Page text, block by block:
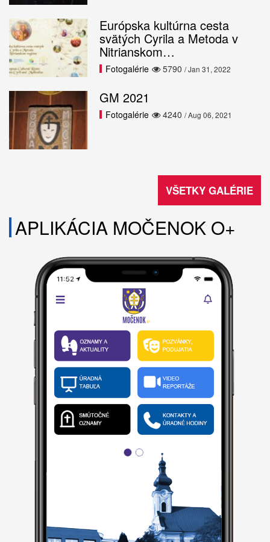
Európska kultúrna cesta
svätých Cyrila a Metoda v
Nitrianskom…
5790
Fotogalérie / Jan 31, 2022
GM 2021
4240
Fotogalérie / Aug 06, 2021
VŠETKY GALÉRIE
APLIKÁCIA MOČENOK O+